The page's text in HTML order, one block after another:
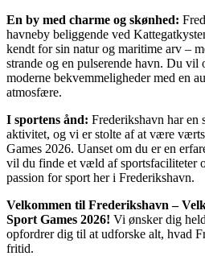
En by med charme og skønhed:
havneby beliggende ved
kendt for sin natur og maritime arv –
strande og en pulserende havn. Du vil
moderne bekvemmeligheder med en
atmosfære.
I sportens ånd: Frederikshavn har
aktivitet, og vi er stolte af at være
Games 2026. Uanset om du er en
vil du finde et væld af sportsfaciliteter
passion for sport her i Frederikshavn.
Velkommen til Frederikshavn –
Sport Games 2026! Vi ønsker dig
opfordrer dig til at udforske alt, hvad
fritid.